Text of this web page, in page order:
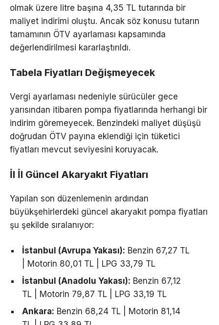
olmak üzere litre başına 4,35 TL tutarında bir
maliyet indirimi oluştu. Ancak söz konusu tutarın
tamamının ÖTV ayarlaması kapsamında
değerlendirilmesi kararlaştırıldı.
Tabela Fiyatları Değişmeyecek
Vergi ayarlaması nedeniyle sürücüler gece
yarısından itibaren pompa fiyatlarında herhangi bir
indirim göremeyecek. Benzindeki maliyet düşüşü
doğrudan ÖTV payına eklendiği için tüketici
fiyatları mevcut seviyesini koruyacak.
İl İl Güncel Akaryakıt Fiyatları
Yapılan son düzenlemenin ardından
büyükşehirlerdeki güncel akaryakıt pompa fiyatları
şu şekilde sıralanıyor:
İstanbul (Avrupa Yakası): Benzin 67,27 TL
| Motorin 80,01 TL | LPG 33,79 TL
İstanbul (Anadolu Yakası): Benzin 67,12
TL | Motorin 79,87 TL | LPG 33,19 TL
Ankara: Benzin 68,24 TL | Motorin 81,14